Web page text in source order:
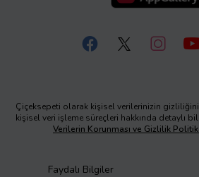
Çiçeksepeti olarak kişisel verilerinizin
kişisel veri işleme süreçleri hakkında detaylı
Verilerin Korunması ve Gizlilik
Faydalı Bilgiler